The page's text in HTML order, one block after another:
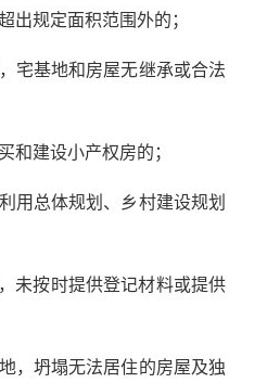
出规定面积范围外的；
宅基地和房屋无继承或合法
和建设小产权房的；
用总体规划、乡村建设规划
未按时提供登记材料或提供
，坍塌无法居住的房屋及独